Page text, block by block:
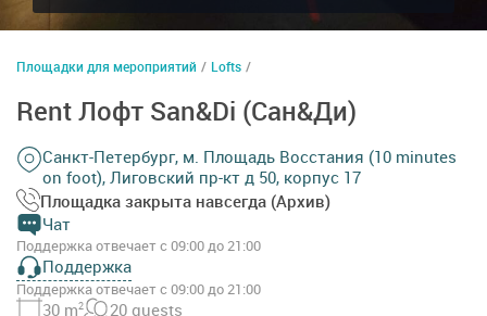
Площадки для мероприятий / Lofts /
Rent Лофт San&Di (Сан&Ди)
Санкт-Петербург, м. Площадь Восстания (10 minutes
on foot), Лиговский пр-кт д 50, корпус 17
Площадка закрыта навсегда (Архив)
Чат
Поддержка отвечает с 09:00 до 21:00
Поддержка
Поддержка отвечает с 09:00 до 21:00
30 m2 20 guests